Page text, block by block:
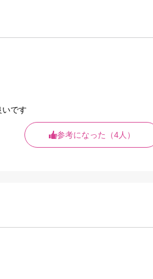
です
参考になった（4人）